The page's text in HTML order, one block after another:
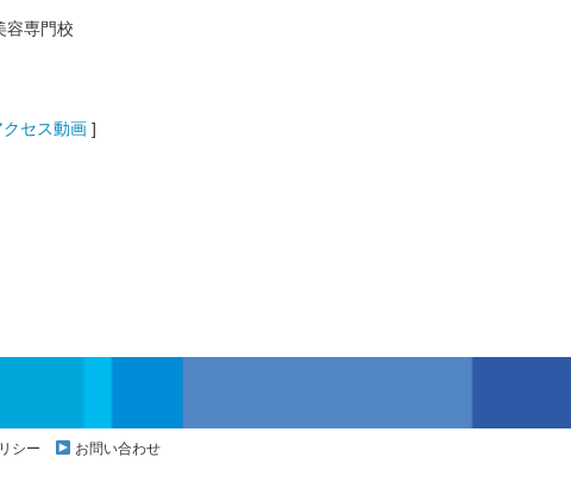
容専門校
クセス動画 ]
シー お問い合わせ